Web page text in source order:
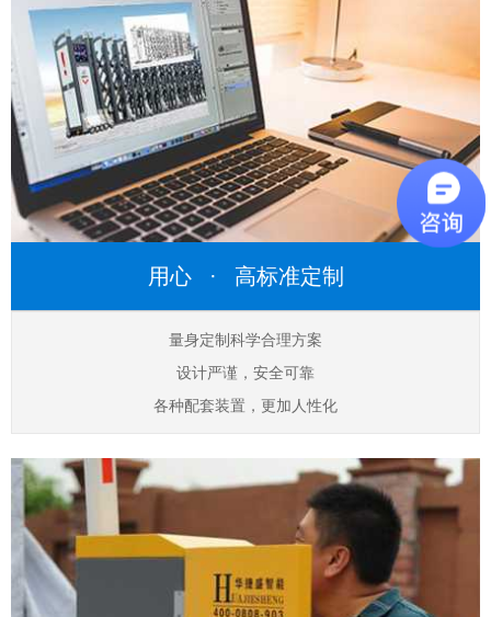
用心 · 高标准定制
量身定制科学合理方案
设计严谨，安全可靠
各种配套装置，更加人性化